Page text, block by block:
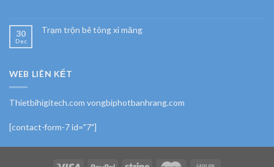
30
Dec
Trạm trộn bê tông xi măng
WEB LIÊN KẾT
Thietbihigitech.com vongbiphotbanhrang.com
[contact-form-7 id="7"]